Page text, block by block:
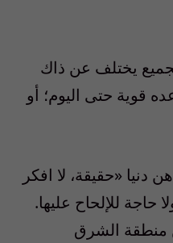
يختلف عن ذاك
قوية حتى اليوم؛ أو
«حقيقة، لا افكر
حاجة للإلحاح عليها.
منطقة الشرق